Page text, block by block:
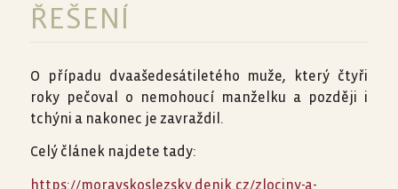
ŘEŠENÍ
O případu dvaašedesátiletého muže, který čtyři
roky pečoval o nemohoucí manželku a později i
tchýni a nakonec je zavraždil.
Celý článek najdete tady:
https://moravskoslezsky.denik.cz/zlociny-a-